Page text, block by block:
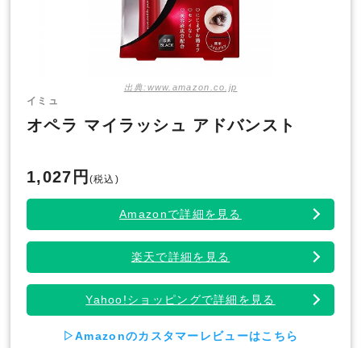
出典:www.amazon.co.jp
イミュ
オペラ マイラッシュ アドバンスト
1,027円 (税込)
Amazonで詳細を見る
楽天で詳細を見る
Yahoo!ショッピングで詳細を見る
▷Amazonのカスタマーレビューはこちら